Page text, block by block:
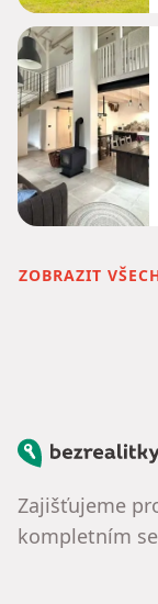
ZOBRAZIT
Bezrealitky
Zajišťujeme
kompletním